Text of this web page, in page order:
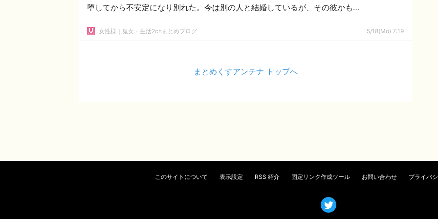
堕してから不安定になり別れた。今は別の人と結婚しているが、その彼かも…
女性様｜鬼女・生活2chまとめブログ 5/18(Mo) 7:19
まとめくすアンテナ トップへ
このサイトについて 表示設定 RSS 紹介 固定リンク作成ツール お問い合わせ プライバ